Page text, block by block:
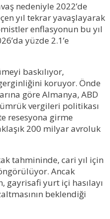
nedeniyle 2022’de
yıl tekrar yavaşlayarak
enflasyonun bu yıl
yüzde 2.1’e
baskılıyor,
koruyor. Önde
göre Almanya, ABD
vergileri politikası
resesyona girme
200 milyar avroluk
tahmininde, cari yıl için
Ancak
gayrisafi yurt içi hasılayı
beklendiği